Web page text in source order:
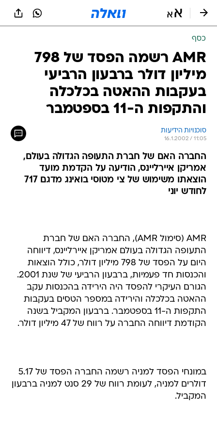
כסף
AMR רשמה הפסד של 798
מיליון דולר ברבעון הרביעי
בעקבות ההאטה בכלכלה
והתקפות ה-11 בספטמבר
סוכנויות הידיעות
16.1.2002 / 11:05
החברה האם של חברת התעופה הגדולה בעולם,
אמריקן איירליינס, הודיעה על הקדמת מועד
הוצאתו משימוש של צי מטוסי בואינג מדגם 717
לחודש יוני
AMR (סימול AMR), החברה האם של חברת
התעופה הגדולה בעולם אמריקן איירליינס, דיווחה
היום על הפסד של 798 מיליון דולר, כולל הוצאות
והכנסות חד פעמיות, ברבעון הרביעי של שנת 2001.
הגורם העיקרי להפסד היה הירידה בהכנסות עקב
ההאטה בכלכלה והירידה במספר הטסים בעקבות
התקפות ה-11 בספטמבר. ברבעון המקביל בשנה
הקודמת דיווחה החברה על רווח של 47 מיליון דולר.
במונחי הפסד למניה רשמה החברה הפסד של 5.17
דולרים למניה, לעומת רווח של 29 סנט למניה ברבעון
המקביל.